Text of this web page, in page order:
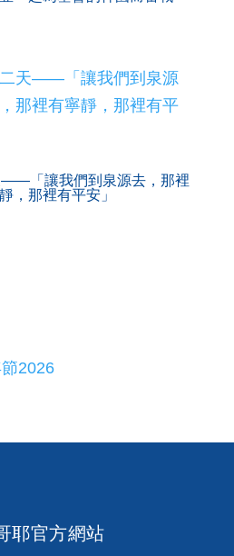
——「讓我們到泉源去，那裡
，那裡有平安」
2026
耶官方網站